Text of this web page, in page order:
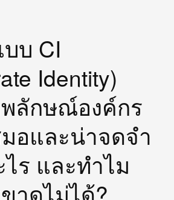
บ CI
Identity)
ลักษณ์องค์กร
อและน่าจดจำ
ร และทำไม